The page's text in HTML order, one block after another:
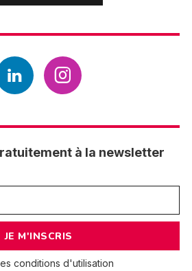
à la newsletter
conditions d'utilisation